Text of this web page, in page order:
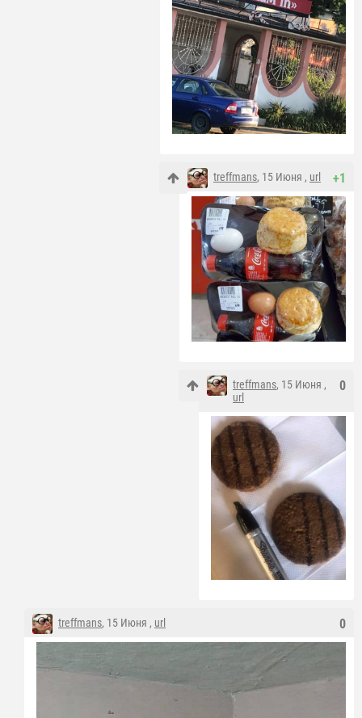
+1
treffmans, 15 Июня , url
0
treffmans, 15 Июня ,
url
0
treffmans, 15 Июня , url